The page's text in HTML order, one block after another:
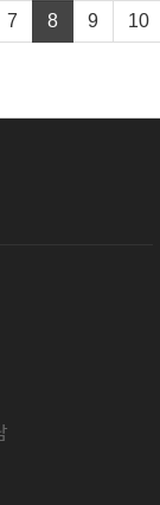
7 8 9 10